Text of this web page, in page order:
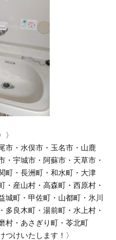
〉
市・水俣市・玉名市・山鹿
・宇城市・阿蘇市・天草市・
町・長洲町・和水町・大津
・産山村・高森町・西原村・
城町・甲佐町・山都町・氷川
多良木町・湯前町・水上村・
村・あさぎり町・苓北町
つけいたします！〉